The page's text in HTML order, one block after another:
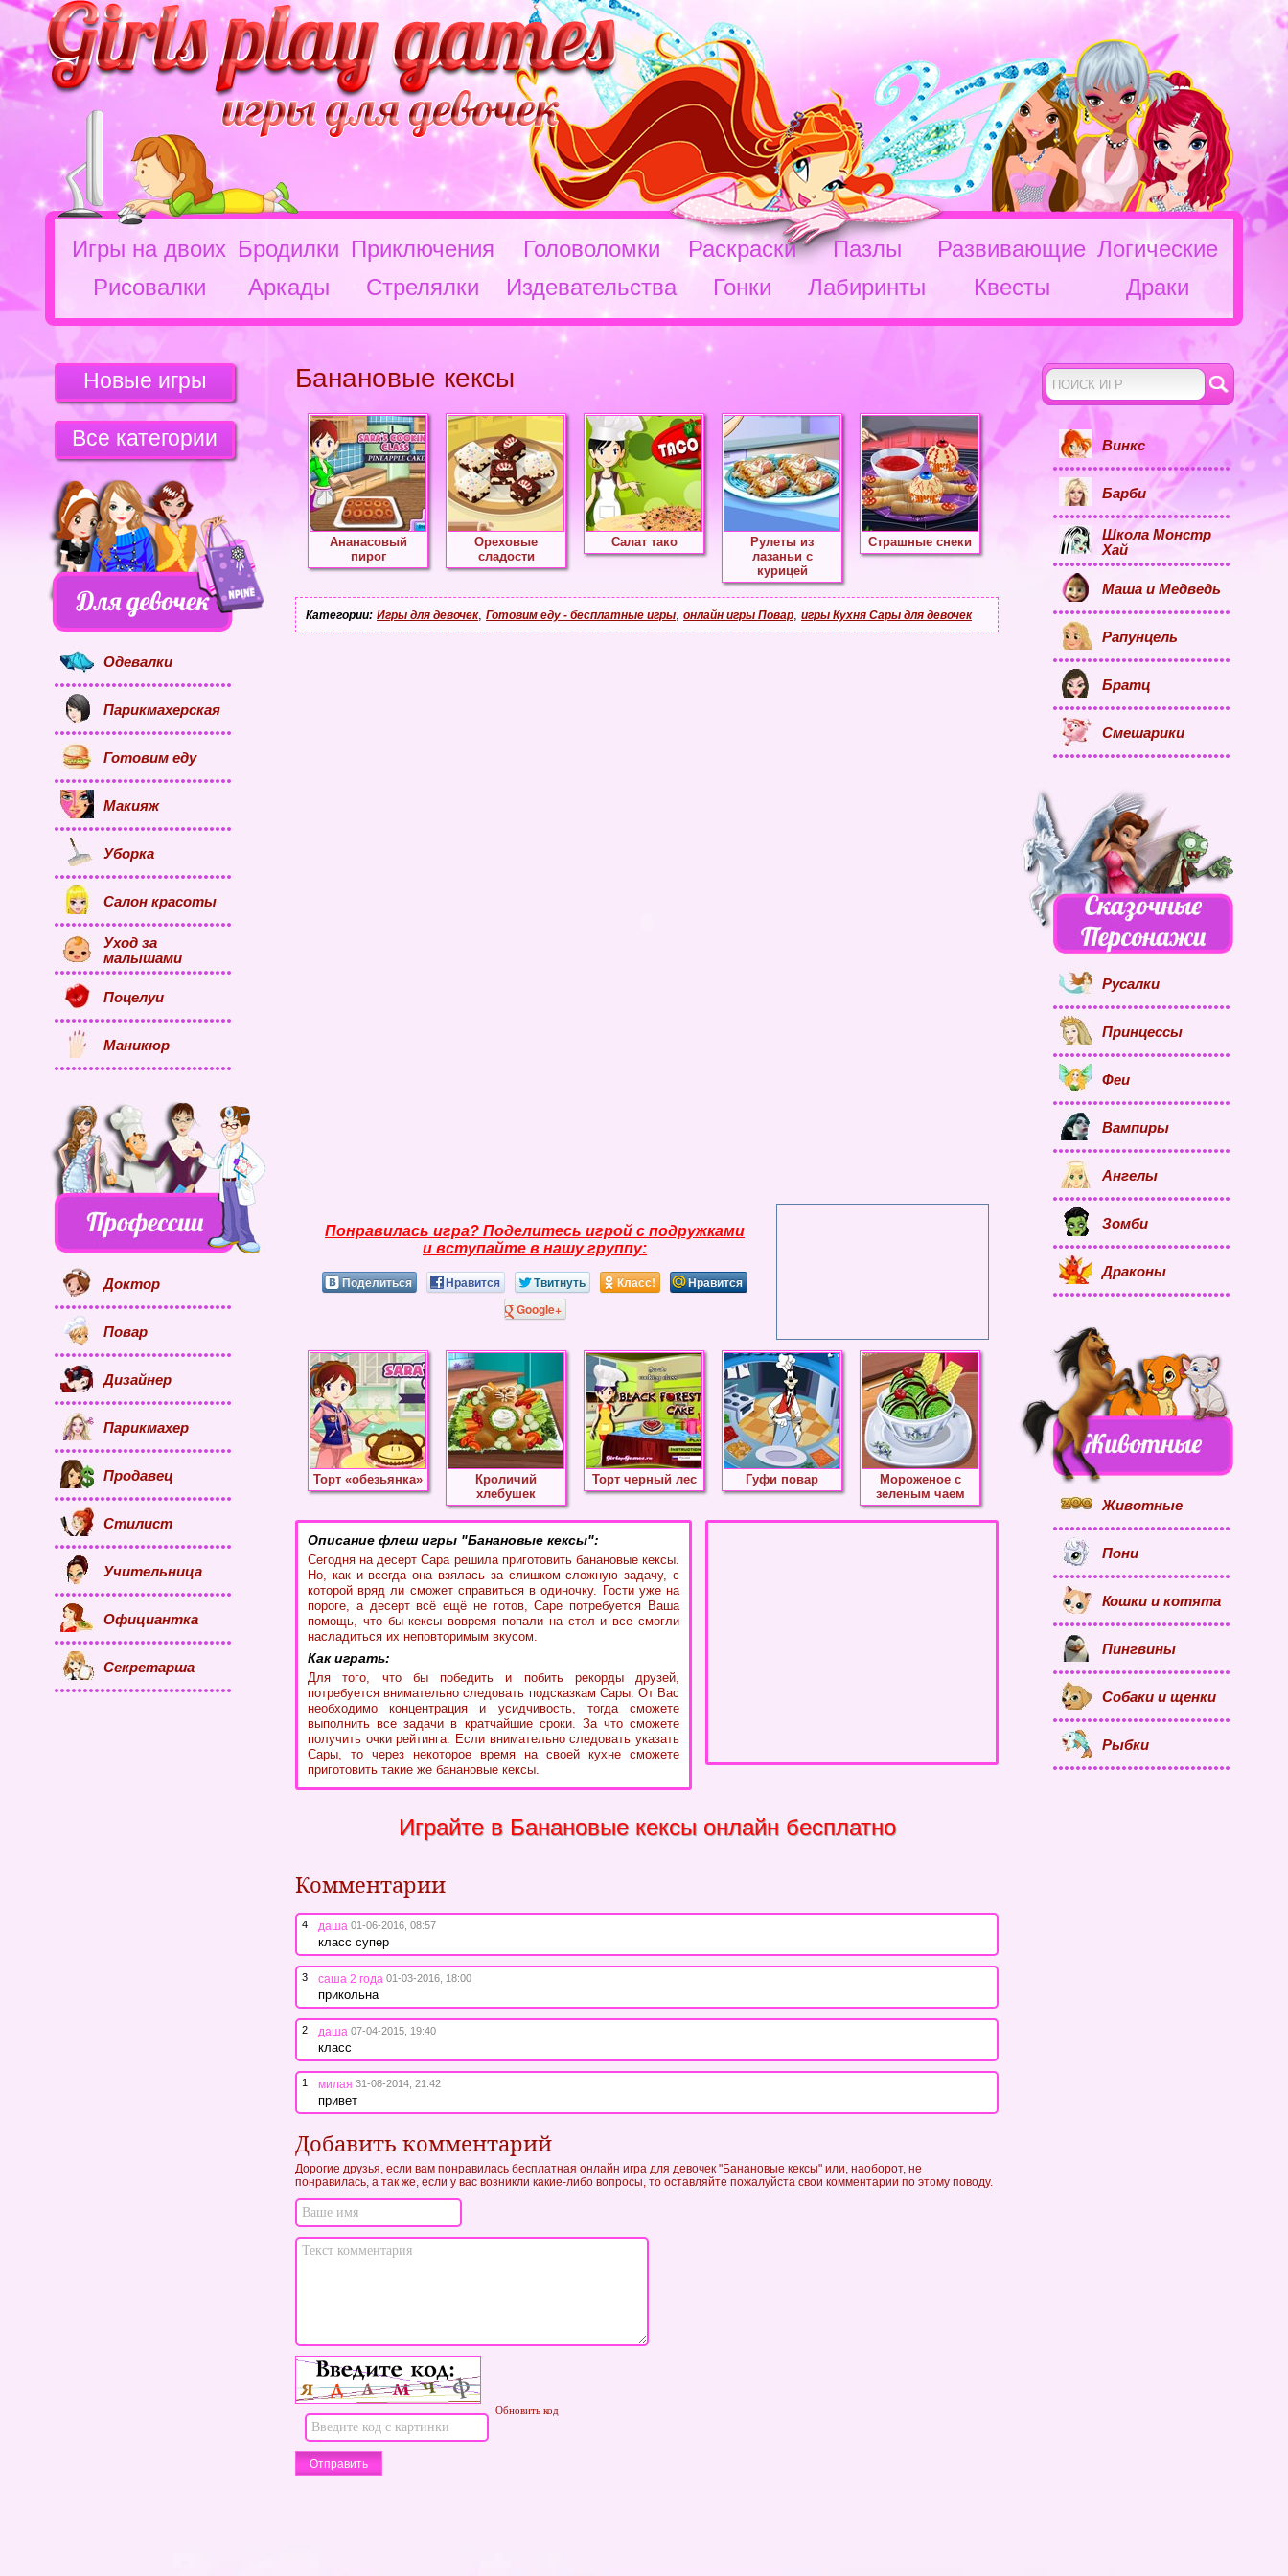
Игры на двоих Бродилки Приключения Головоломки Раскраски Пазлы Развивающие Логические
Рисовалки
Аркады Стрелялки Издевательства Гонки Лабиринты Квесты Драки
Банановые кексы
Ананасовый
пирог
Ореховые
сладости
Салат тако
Рулеты из
лазаньи с
курицей
Страшные снеки
Категории: Игры для девочек, Готовим еду - бесплатные игры, онлайн игры Повар, игры Кухня Сары для девочек
Понравилась игра? Поделитесь игрой с подружками
и вступайте в нашу группу:
Поделиться Нравится Твитнуть Класс!
Нравится
Google+
Торт «обезьянка»
Кроличий
хлебушек
Торт черный лес Гуфи повар
Мороженое с
зеленым чаем
Описание флеш игры "Банановые кексы":
Сегодня на десерт Сара решила приготовить банановые кексы.
Но, как и всегда она взялась за слишком сложную задачу, с
которой вряд ли сможет справиться в одиночку. Гости уже на
пороге, а десерт всё ещё не готов, Саре потребуется Ваша
помощь, что бы кексы вовремя попали на стол и все смогли
насладиться их неповторимым вкусом.
Как играть:
Для того, что бы победить и побить рекорды друзей,
потребуется внимательно следовать подсказкам Сары. От Вас
необходимо концентрация и усидчивость, тогда сможете
выполнить все задачи в кратчайшие сроки. За что сможете
получить очки рейтинга. Если внимательно следовать указать
Сары, то через некоторое время на своей кухне сможете
приготовить такие же банановые кексы.
Играйте в Банановые кексы онлайн бесплатно
Комментарии
4 даша 01-06-2016, 08:57
класс супер
3 саша 2 года 01-03-2016, 18:00
прикольна
2 даша 07-04-2015, 19:40
класс
1 милая 31-08-2014, 21:42
привет
Добавить комментарий
Дорогие друзья, если вам понравилась бесплатная онлайн игра для девочек "Банановые кексы" или, наоборот, не
понравилась, а так же, если у вас возникли какие-либо вопросы, то оставляйте пожалуйста свои комментарии по этому поводу.
Обновить код
Новые игры
Все категории
Одевалки
Парикмахерская
Готовим еду
Макияж
Уборка
Салон красоты
Уход за
малышами
Поцелуи
Маникюр
Доктор
Повар
Дизайнер
Парикмахер
Продавец
Стилист
Учительница
Официантка
Секретарша
Винкс
Барби
Школа Монстр
Хай
Маша и Медведь
Рапунцель
Братц
Смешарики
Русалки
Принцессы
Феи
Вампиры
Ангелы
Зомби
Драконы
Животные
Пони
Кошки и котята
Пингвины
Собаки и щенки
Рыбки